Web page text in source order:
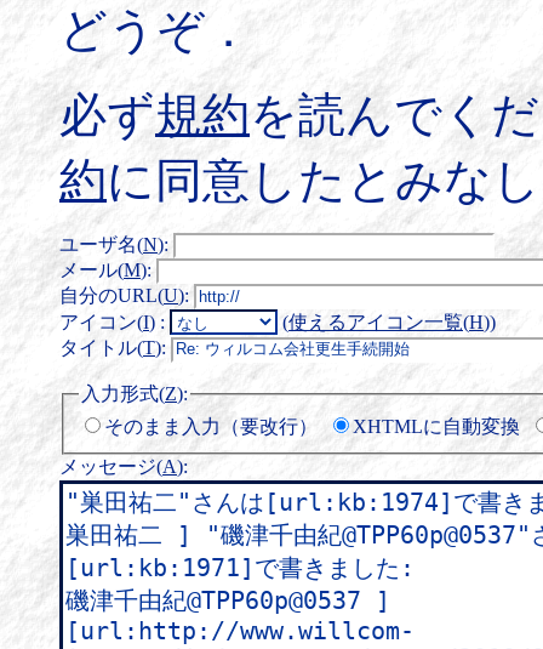
どうぞ．
必ず規約を読んでく
約に同意したとみな
ユーザ名(N):
メール(M):
自分のURL(U):
アイコン(I) : (使えるアイコン一覧(H))
タイトル(T):
入力形式(Z):
そのまま入力（要改行）
XHTMLに自動変換
メッセージ(A):